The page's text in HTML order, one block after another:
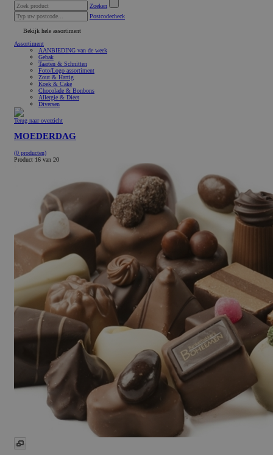
Zoeken
Postcodecheck
Bekijk hele assortiment
Assortiment
AANBIEDING van de week
Gebak
Taarten & Schnitten
Foto/Logo assortiment
Zout & Hartig
Koek & Cake
Chocolade & Bonbons
Allergie & Dieet
Diversen
Terug naar overzicht
MOEDERDAG
(0 producten)
Product 16 van 20